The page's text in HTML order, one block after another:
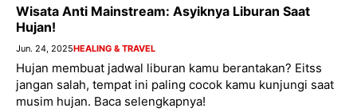
Wisata Anti Mainstream: Asyiknya Liburan Saat
Hujan!
Jun. 24, 2025HEALING & TRAVEL
Hujan membuat jadwal liburan kamu berantakan? Eitss
jangan salah, tempat ini paling cocok kamu kunjungi saat
musim hujan. Baca selengkapnya!